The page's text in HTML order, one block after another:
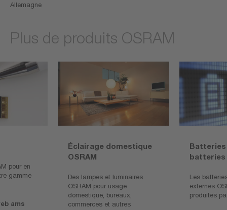
Allemagne
Plus de produits OSRAM
pour en
gamme
ams
Éclairage domestique
OSRAM
Des lampes et luminaires
OSRAM pour usage
domestique, bureaux,
commerces et autres
Batteries
batteries
Les
externes
produites